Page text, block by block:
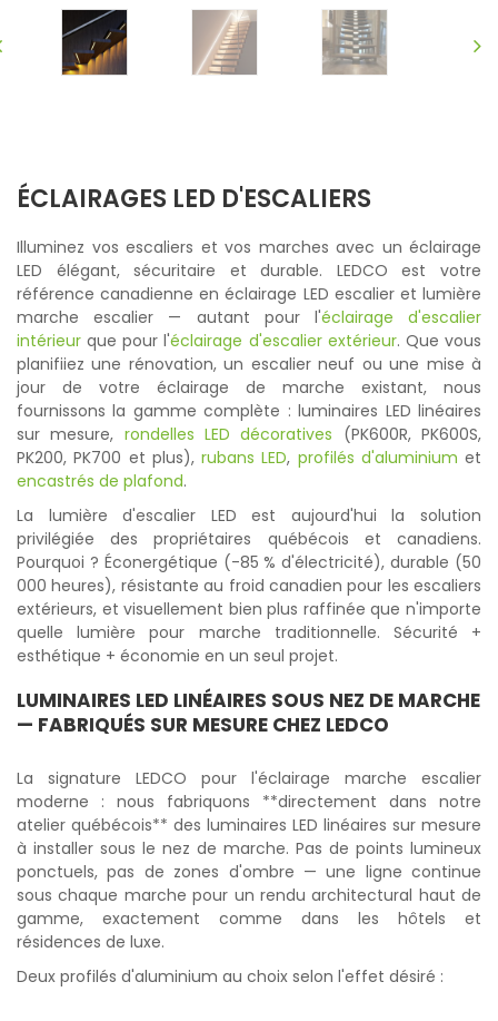
ÉCLAIRAGES LED D'ESCALIERS
Illuminez vos escaliers et vos marches avec un éclairage
LED élégant, sécuritaire et durable. LEDCO est votre
référence canadienne en éclairage LED escalier et lumière
marche escalier — autant pour l'éclairage d'escalier
intérieur que pour l'éclairage d'escalier extérieur. Que vous
planifiiez une rénovation, un escalier neuf ou une mise à
jour de votre éclairage de marche existant, nous
fournissons la gamme complète : luminaires LED linéaires
sur mesure, rondelles LED décoratives (PK600R, PK600S,
PK200, PK700 et plus), rubans LED, profilés d'aluminium et
encastrés de plafond.
La lumière d'escalier LED est aujourd'hui la solution
privilégiée des propriétaires québécois et canadiens.
Pourquoi ? Éconergétique (-85 % d'électricité), durable (50
000 heures), résistante au froid canadien pour les escaliers
extérieurs, et visuellement bien plus raffinée que n'importe
quelle lumière pour marche traditionnelle. Sécurité +
esthétique + économie en un seul projet.
LUMINAIRES LED LINÉAIRES SOUS NEZ DE MARCHE
— FABRIQUÉS SUR MESURE CHEZ LEDCO
La signature LEDCO pour l'éclairage marche escalier
moderne : nous fabriquons **directement dans notre
atelier québécois** des luminaires LED linéaires sur mesure
à installer sous le nez de marche. Pas de points lumineux
ponctuels, pas de zones d'ombre — une ligne continue
sous chaque marche pour un rendu architectural haut de
gamme, exactement comme dans les hôtels et
résidences de luxe.
Deux profilés d'aluminium au choix selon l'effet désiré :